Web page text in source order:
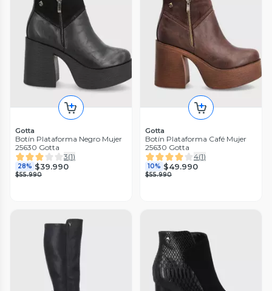
Gotta
Botín Plataforma Negro Mujer
25630 Gotta
3(1)
28% $39.990
$55.990
Gotta
Botín Plataforma Café Mujer
25630 Gotta
4(1)
10% $49.990
$55.990